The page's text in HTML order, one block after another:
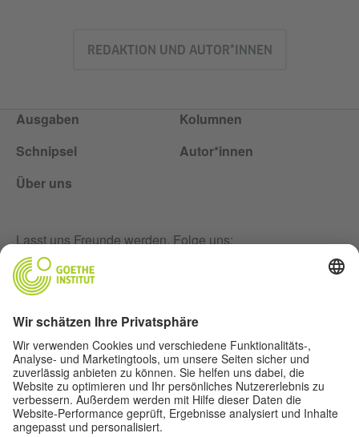
REDAKTION UND AUTOR*INNEN
Ausgaben
Kolumnen
Schnipsel
Autor*innen
Über uns
Newsletter
Impressum
Privatsphäre-Einstellungen
Datenschutz
Nutzungsbedingungen
Lasst uns Freunde werden. Folge uns: